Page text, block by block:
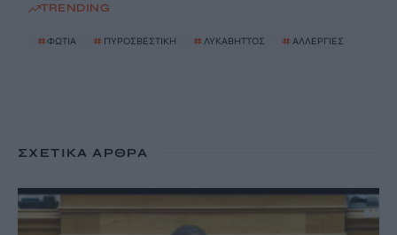
TRENDING
#ΦΩΤΙΑ # ΠΥΡΟΣΒΕΣΤΙΚΗ # ΛΥΚΑΒΗΤΤΟΣ # ΑΛΛΕΡΓΙΕΣ
ΣΧΕΤΙΚΆ ΆΡΘΡΑ